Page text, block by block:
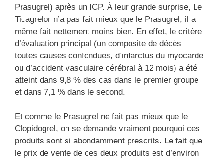
Prasugrel) après un ICP. À leur grande surprise, Le
Ticagrelor n’a pas fait mieux que le Prasugrel, il a
même fait nettement moins bien. En effet, le critère
d’évaluation principal (un composite de décès
toutes causes confondues, d’infarctus du myocarde
ou d’accident vasculaire cérébral à 12 mois) a été
atteint dans 9,8 % des cas dans le premier groupe
et dans 7,1 % dans le second.
Et comme le Prasugrel ne fait pas mieux que le
Clopidogrel, on se demande vraiment pourquoi ces
produits sont si abondamment prescrits. Le fait que
le prix de vente de ces deux produits est d’environ